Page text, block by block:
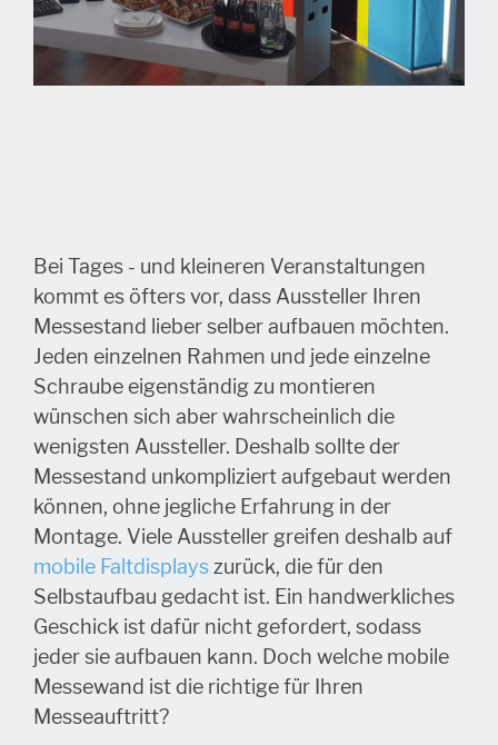
Bei Tages - und kleineren Veranstaltungen
kommt es öfters vor, dass Aussteller Ihren
Messestand lieberselberaufbauen möchten.
Jeden einzelnen Rahmen und jede einzelne
Schraube eigenständig zu montieren
wünschen sich aber wahrscheinlich die
wenigsten Aussteller. Deshalb sollte der
Messestand unkompliziert aufgebaut werden
können, ohne jegliche Erfahrung in der
Montage. Viele Aussteller greifen deshalb auf
mobile Faltdisplayszurück, diefür den
Selbstaufbau gedacht ist. Ein handwerkliches
Geschick ist dafür nicht gefordert, sodass
jeder sie aufbauen kann. Doch welche mobile
Messewand ist die richtige für Ihren
Messeauftritt?